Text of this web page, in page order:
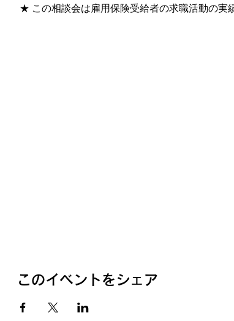
★ この相談会は雇用保険受給者の求職活動の実
このイベントをシェア